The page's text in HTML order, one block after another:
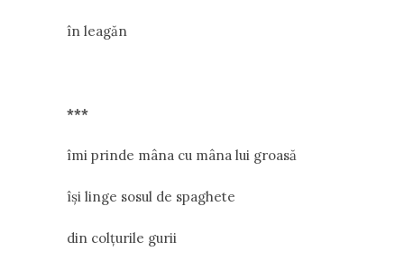
în leagăn
***
îmi prinde mâna cu mâna lui groasă
își linge sosul de spaghete
din colțurile gurii